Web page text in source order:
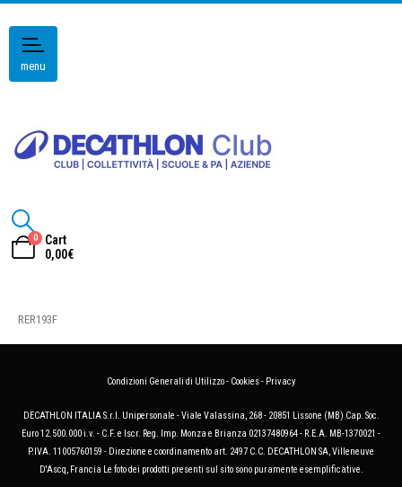
menu
0
Cart
0,00€
RER193F
Condizioni Generali di Utilizzo- Cookies- Privacy
DECATHLON ITALIA S.r.l. Unipersonale - Viale Valassina, 268 - 20851 Lissone (MB) Cap. Soc.
Euro 12.500.000 i.v. - C.F. e Iscr. Reg. Imp. Monza e Brianza 02137480964 - R.E.A. MB-1370021 -
P.IVA. 11005760159 - Direzione e coordinamento art. 2497 C.C. DECATHLON SA, Villeneuve
D'Ascq, Francia Le foto dei prodotti presenti sul sito sono puramente esemplificative.